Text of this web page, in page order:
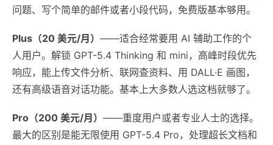
问题、写个简单的邮件或者小段代码，免费版基本够用。
Plus（20 美元/月） ——适合经常要用 AI 辅助工作的个
人用户。解锁 GPT-5.4 Thinking 和 mini，高峰时段优先
响应，能上传文件分析、联网查资料、用 DALL·E 画图，
还有高级语音对话功能。基本上大多数人选这档就够了。
Pro（200 美元/月） ——重度用户或者专业人士的选择。
最大的区别是能无限使用 GPT-5.4 Pro，处理超长文档和